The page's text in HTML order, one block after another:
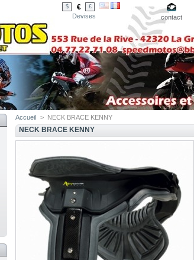
$ € £
Devises contact
Accueil > NECK BRACE KENNY
NECK BRACE KENNY